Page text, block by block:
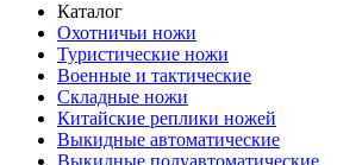
Каталог
Охотничьи ножи
Туристические ножи
Военные и тактические
Складные ножи
Китайские реплики ножей
Выкидные автоматические
Выкидные полуавтоматические